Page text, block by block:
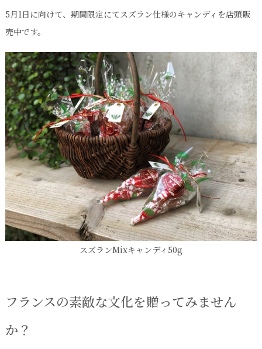
5月1日に向けて、期間限定にてスズラン仕様のキャンディを店頭販
売中です。
スズランMixキャンディ50g
フランスの素敵な文化を贈ってみません
か？